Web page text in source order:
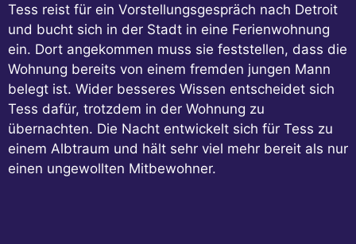
Tess reist für ein Vorstellungsgespräch nach Detroit
und bucht sich in der Stadt in eine Ferienwohnung
ein. Dort angekommen muss sie feststellen, dass die
Wohnung bereits von einem fremden jungen Mann
belegt ist. Wider besseres Wissen entscheidet sich
Tess dafür, trotzdem in der Wohnung zu
übernachten. Die Nacht entwickelt sich für Tess zu
einem Albtraum und hält sehr viel mehr bereit als nur
einen ungewollten Mitbewohner.